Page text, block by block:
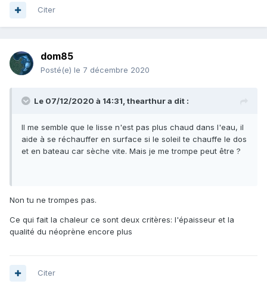
Citer
dom85
Posté(e) le 7 décembre 2020
Le 07/12/2020 à 14:31, thearthura dit :
Il me semble que le lisse n'est pas plus chaud dans l'eau, il
aide à se réchauffer en surface si le soleil te chauffe le dos
et en bateau car sèche vite. Mais je me trompe peut être ?
Non tu ne trompes pas.
Ce qui fait la chaleur ce sont deux critères: l'épaisseur et la
qualité du néoprène encore plus
Citer